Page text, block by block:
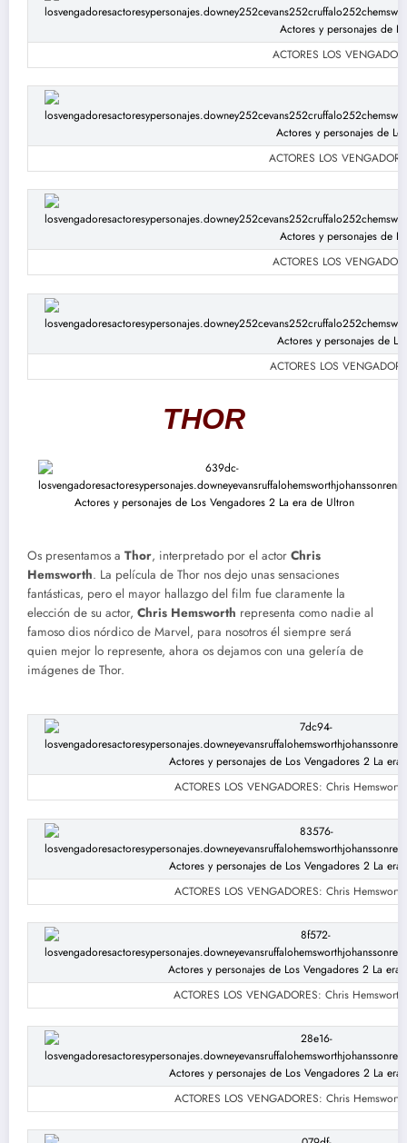
ACTORES LOS
ACTORES LOS
ACTORES LOS
ACTORES LOS
THOR
Os presentamos a Thor, interpretado por el actor Chris
Hemsworth. La película de Thor nos dejo unas sensaciones
fantásticas, pero el mayor hallazgo del film fue claramente la
elección de su actor, Chris Hemsworth representa como nadie al
famoso dios nórdico de Marvel, para nosotros él siempre será
quien mejor lo represente, ahora os dejamos con una gelería de
imágenes de Thor.
ACTORES LOS VENGADORES: Chris
ACTORES LOS VENGADORES: Chris
ACTORES LOS VENGADORES: Chris
ACTORES LOS VENGADORES: Chris